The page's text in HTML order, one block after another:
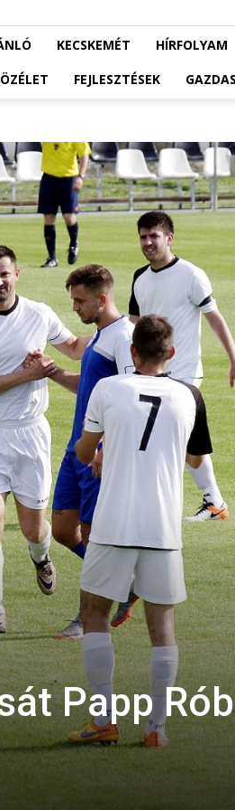
KECSKEMÉT
HÍRFOLYAM
FEJLESZTÉSEK
Papp